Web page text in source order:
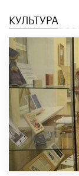
КУЛЬТУРА